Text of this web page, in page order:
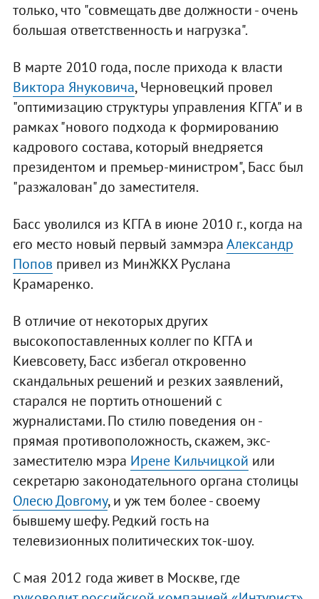
только, что "совмещать две должности - очень
большая ответственность и нагрузка".
В марте 2010 года, после прихода к власти
Виктора Януковича, Черновецкий провел
"оптимизацию структуры управления КГГА" и в
рамках "нового подхода к формированию
кадрового состава, который внедряется
президентом и премьер-министром", Басс был
"разжалован" до заместителя.
Басс уволился из КГГА в июне 2010 г., когда на
его место новый первый заммэраАлександр
Попов привел из МинЖКХ Руслана
Крамаренко.
В отличие от некоторых других
высокопоставленных коллег по КГГА и
Киевсовету, Басс избегал откровенно
скандальных решений и резких заявлений,
старался не портить отношений с
журналистами. По стилю поведения он -
прямая противоположность, скажем, экс-
заместителю мэра Ирене Кильчицкой или
секретарю законодательного органа столицы
Олесю Довгому, и уж тем более - своему
бывшему шефу. Редкий гость на
телевизионных политических ток-шоу.
С мая 2012 года живет в Москве, где